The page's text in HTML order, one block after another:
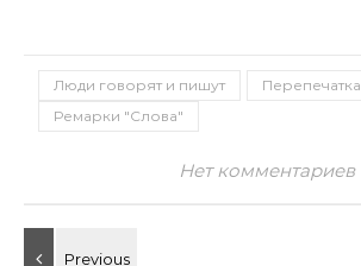
Люди говорят и пишут
Перепечатка
Ремарки "Слова"
Нет комментариев